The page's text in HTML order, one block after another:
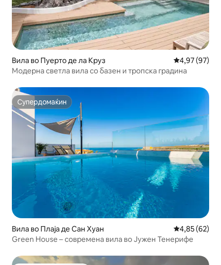
Вила во Пуерто де ла Круз Просечна
4,97 (97)
Модерна светла вила со базен и тропска градина
Супердомаќин
Супердомаќин
Вила во Плаја де Сан Хуан Просечна
4,85 (62)
Green House – современа вила во Јужен Тенерифе